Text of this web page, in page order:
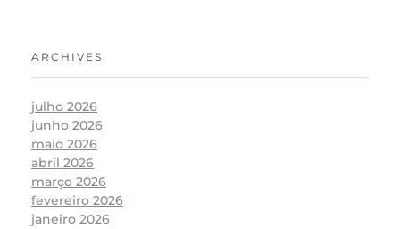
ARCHIVES
julho 2026
junho 2026
maio 2026
abril 2026
março 2026
fevereiro 2026
janeiro 2026